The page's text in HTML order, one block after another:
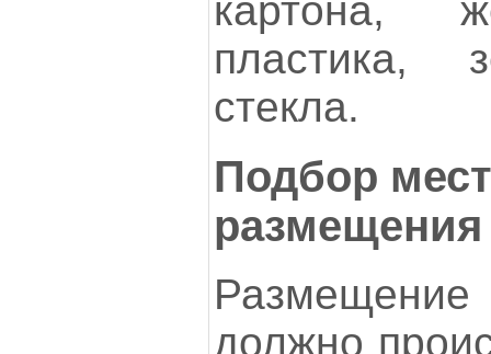
картона,
стекла.
Подбор
размещения
должно